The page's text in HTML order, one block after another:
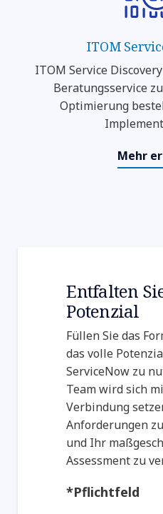
ITOM
ITOM Service
Beratungsservice
Optimierung
Mehr
Entfalten
Potenzial
Füllen Sie das
das volle
ServiceNow zu
Team wird sich
Verbindung
Anforderungen
und Ihr
Assessment zu
*Pflichtfeld